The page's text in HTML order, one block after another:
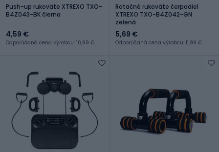
Push-up rukoväte XTREXO TXO-
B4Z043-BK čierna
4,59 €
Odporúčaná cena výrobcu: 10,99 €
Rotačné rukoväte čerpadiel
XTREXO TXO-B4Z042-GN
zelená
5,69 €
Odporúčaná cena výrobcu: 11,99 €